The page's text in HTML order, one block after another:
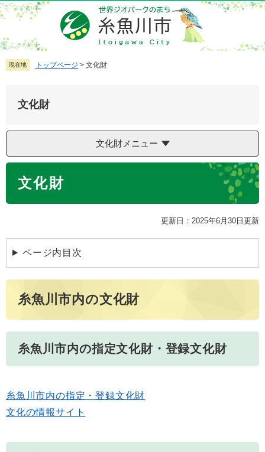
ペ
ー
ジ
の
先
メ
ニ
ュ
ー
を
本
へ
現在地 トップページ > 文化財
文化財
文化財メニュー
文化財
更新日：2025年6月30日更新
ページ内目次
糸魚川市内の文化財
糸魚川市内の指定文化財・登録文化財
糸魚川市内の指定・登録文化財
文化の情報サイト